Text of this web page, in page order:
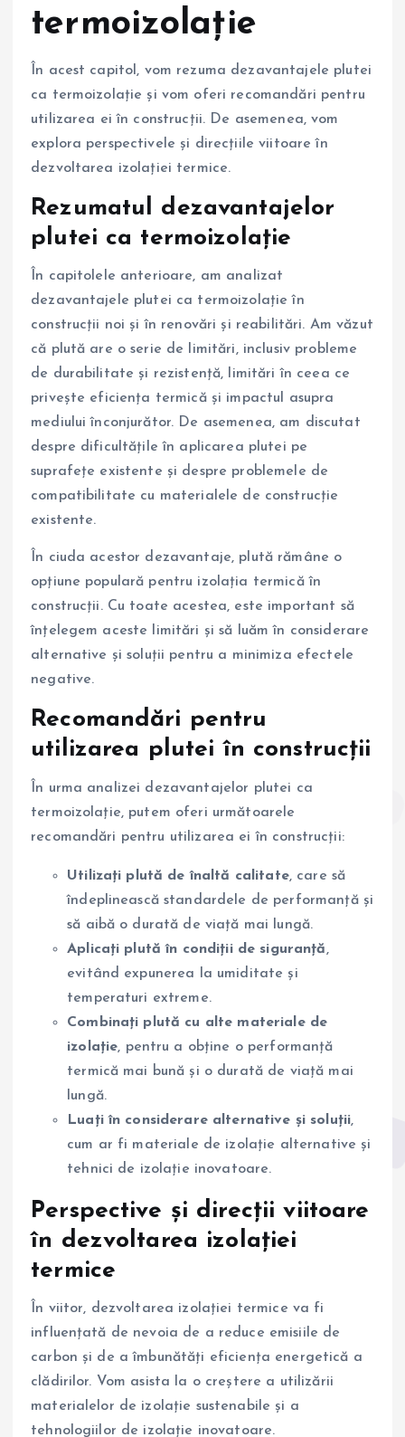
termoizolație
În acest capitol, vom rezuma dezavantajele plutei
ca termoizolație și vom oferi recomandări pentru
utilizarea ei în construcții. De asemenea, vom
explora perspectivele și direcțiile viitoare în
dezvoltarea izolației termice.
Rezumatul dezavantajelor
plutei ca termoizolație
În capitolele anterioare, am analizat
dezavantajele plutei ca termoizolație în
construcții noi și în renovări și reabilitări. Am văzut
că plută are o serie de limitări, inclusiv probleme
de durabilitate și rezistență, limitări în ceea ce
privește eficiența termică și impactul asupra
mediului înconjurător. De asemenea, am discutat
despre dificultățile în aplicarea plutei pe
suprafețe existente și despre problemele de
compatibilitate cu materialele de construcție
existente.
În ciuda acestor dezavantaje, plută rămâne o
opțiune populară pentru izolația termică în
construcții. Cu toate acestea, este important să
înțelegem aceste limitări și să luăm în considerare
alternative și soluții pentru a minimiza efectele
negative.
Recomandări pentru
utilizarea plutei în construcții
În urma analizei dezavantajelor plutei ca
termoizolație, putem oferi următoarele
recomandări pentru utilizarea ei în construcții:
Utilizați plută de înaltă calitate, care să
îndeplinească standardele de performanță și
să aibă o durată de viață mai lungă.
Aplicați plută în condiții de siguranță,
evitând expunerea la umiditate și
temperaturi extreme.
Combinați plută cu alte materiale de
izolație, pentru a obține o performanță
termică mai bună și o durată de viață mai
lungă.
Luați în considerare alternative și soluții,
cum ar fi materiale de izolație alternative și
tehnici de izolație inovatoare.
Perspective și direcții viitoare
în dezvoltarea izolației
termice
În viitor, dezvoltarea izolației termice va fi
influențată de nevoia de a reduce emisiile de
carbon și de a îmbunătăți eficiența energetică a
clădirilor. Vom asista la o creștere a utilizării
materialelor de izolație sustenabile și a
tehnologiilor de izolație inovatoare.